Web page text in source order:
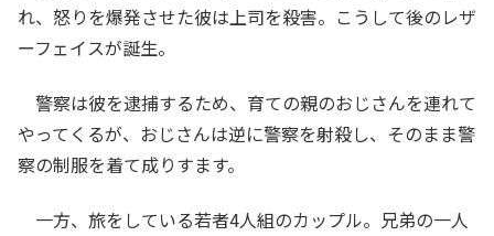
れ、怒りを爆発させた彼は上司を殺害。こうして後のレザ
ーフェイスが誕生。
警察は彼を逮捕するため、育ての親のおじさんを連れて
やってくるが、おじさんは逆に警察を射殺し、そのまま警
察の制服を着て成りすます。
一方、旅をしている若者4人組のカップル。兄弟の一人